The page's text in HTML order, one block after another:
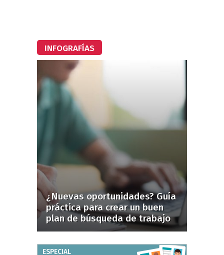
INFOGRAFÍAS
¿Nuevas oportunidades? Guía
práctica para crear un buen
plan de búsqueda de trabajo
ESPECIAL